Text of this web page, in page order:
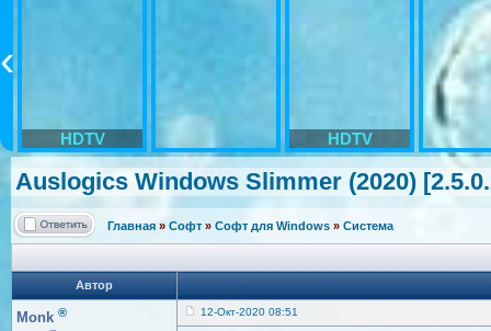
HDTV HDTV
Auslogics Windows Slimmer (2020)
Главная » Софт » Софт для Windows » Система
Автор
Monk ® 12-Окт-2020 08:51